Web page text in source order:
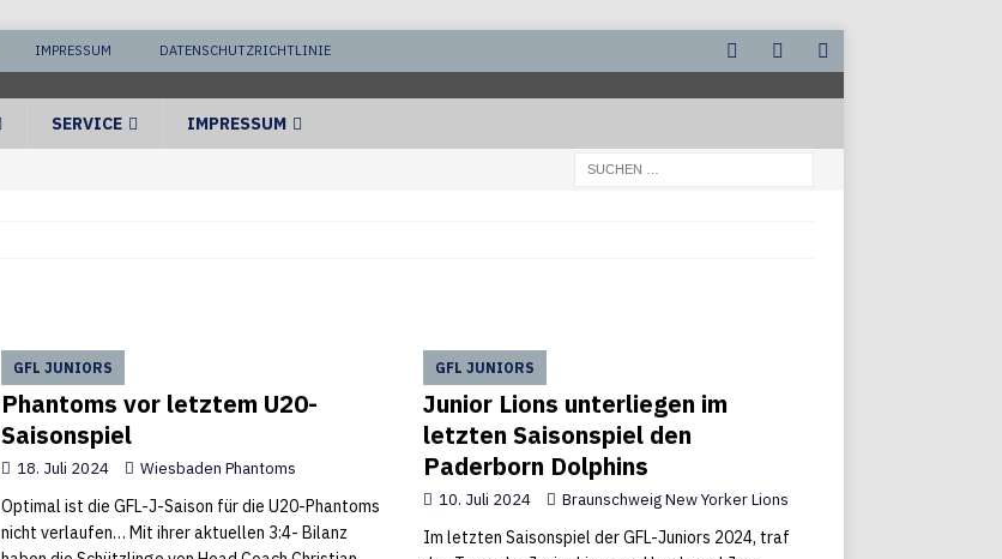
IMPRESSUM DATENSCHUTZRICHTLINIE
SERVICE IMPRESSUM
GFL JUNIORS
Phantoms vor letztem U20-
Saisonspiel
18. Juli 2024 Wiesbaden Phantoms
Optimal ist die GFL-J-Saison für die U20-Phantoms
nicht verlaufen… Mit ihrer aktuellen 3:4- Bilanz
GFL JUNIORS
Junior Lions unterliegen im
letzten Saisonspiel den
Paderborn Dolphins
10. Juli 2024 Braunschweig New Yorker Lions
Im letzten Saisonspiel der GFL-Juniors 2024, traf